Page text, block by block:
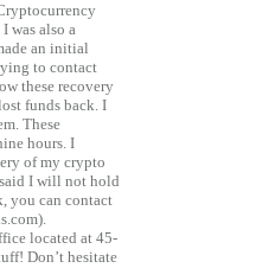
was also a
an initial
to contact
these recovery
funds back. I
These
hours. I
of my crypto
I will not hold
you can contact
located at 45-
Don’t hesitate